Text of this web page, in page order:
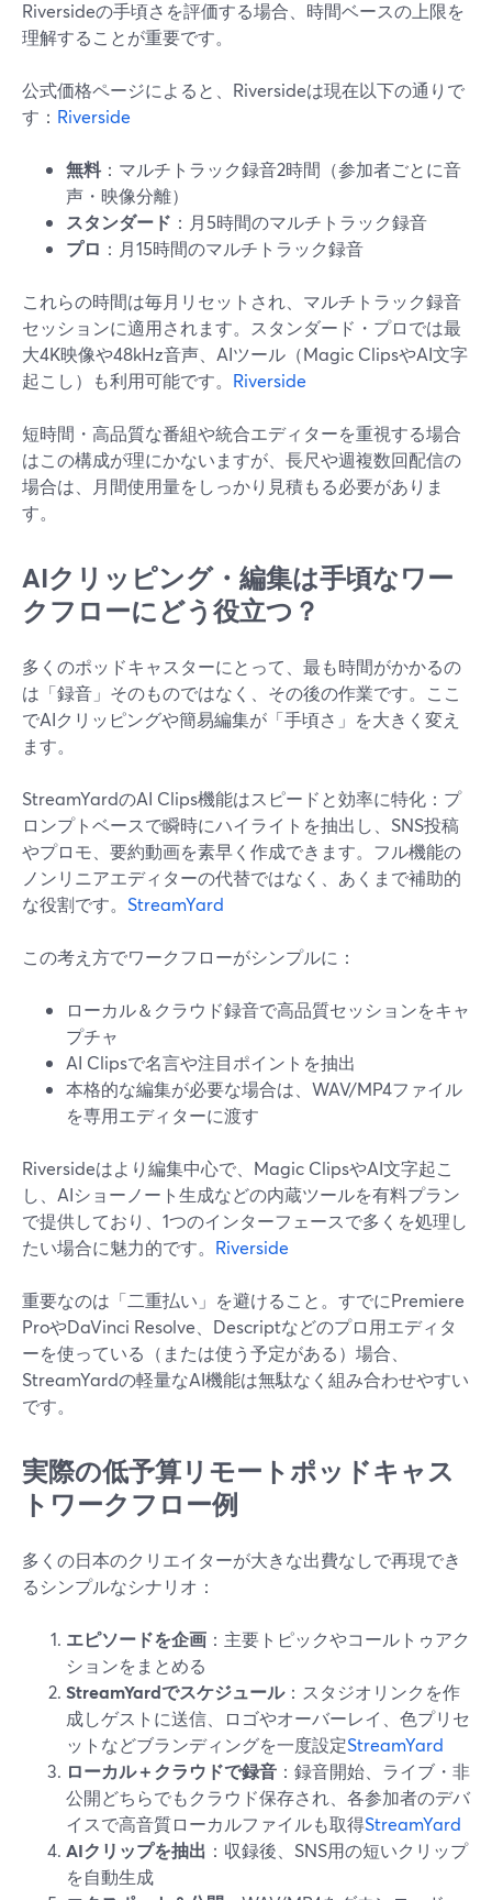
Riversideの手頃さを評価する場合、時間ベースの上限を
理解することが重要です。
公式価格ページによると、Riversideは現在以下の通りで
す： Riverside
無料：マルチトラック録音2時間（参加者ごとに音
声・映像分離）
スタンダード ：月5時間のマルチトラック録音
プロ ：月15時間のマルチトラック録音
これらの時間は毎月リセットされ、マルチトラック録音
セッションに適用されます。スタンダード・プロでは最
大4K映像や48kHz音声、AIツール（Magic ClipsやAI文字
起こし）も利用可能です。 Riverside
短時間・高品質な番組や統合エディターを重視する場合
はこの構成が理にかないますが、長尺や週複数回配信の
場合は、月間使用量をしっかり見積もる必要がありま
す。
AIクリッピング・編集は手頃なワー
クフローにどう役立つ？
多くのポッドキャスターにとって、最も時間がかかるの
は「録音」そのものではなく、その後の作業です。ここ
でAIクリッピングや簡易編集が「手頃さ」を大きく変え
ます。
StreamYardのAI Clips機能はスピードと効率に特化：プ
ロンプトベースで瞬時にハイライトを抽出し、SNS投稿
やプロモ、要約動画を素早く作成できます。フル機能の
ノンリニアエディターの代替ではなく、あくまで補助的
な役割です。 StreamYard
この考え方でワークフローがシンプルに：
ローカル＆クラウド録音で高品質セッションをキャ
プチャ
AI Clipsで名言や注目ポイントを抽出
本格的な編集が必要な場合は、WAV/MP4ファイル
を専用エディターに渡す
Riversideはより編集中心で、Magic ClipsやAI文字起こ
し、AIショーノート生成などの内蔵ツールを有料プラン
で提供しており、1つのインターフェースで多くを処理し
たい場合に魅力的です。 Riverside
重要なのは「二重払い」を避けること。すでにPremiere
ProやDaVinci Resolve、Descriptなどのプロ用エディタ
ーを使っている（または使う予定がある）場合、
StreamYardの軽量なAI機能は無駄なく組み合わせやすい
です。
実際の低予算リモートポッドキャス
トワークフロー例
多くの日本のクリエイターが大きな出費なしで再現でき
るシンプルなシナリオ：
エピソードを企画 ：主要トピックやコールトゥアク
ションをまとめる
StreamYardでスケジュール：スタジオリンクを作
成しゲストに送信、ロゴやオーバーレイ、色プリセ
ットなどブランディングを一度設定StreamYard
ローカル＋クラウドで録音 ：録音開始、ライブ・非
公開どちらでもクラウド保存され、各参加者のデバ
イスで高音質ローカルファイルも取得StreamYard
AIクリップを抽出 ：収録後、SNS用の短いクリップ
を自動生成